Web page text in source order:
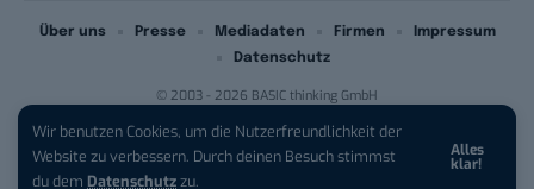
Wir benutzen Cookies, um die Nutzerfreundlichkeit der
Website zu verbessern. Durch deinen Besuch stimmst
du dem Datenschutzzu.
Alles
klar!
© 2003 - 2026 BASIC thinking GmbH
Über uns Presse Mediadaten Firmen
Impressum
Datenschutz
iPhone 17 Pro sichern:Für 1 € +
200 € Hardware-Bonus!